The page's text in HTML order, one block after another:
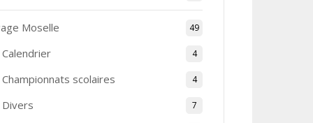
Moselle 49
Calendrier 4
Championnats scolaires 4
Divers 7